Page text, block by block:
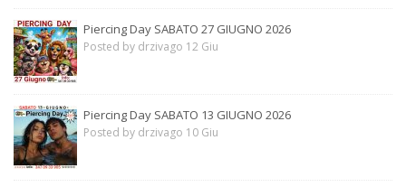
Piercing Day SABATO 27 GIUGNO 2026
Posted by drzivago 12 Giu
Piercing Day SABATO 13 GIUGNO 2026
Posted by drzivago 10 Giu